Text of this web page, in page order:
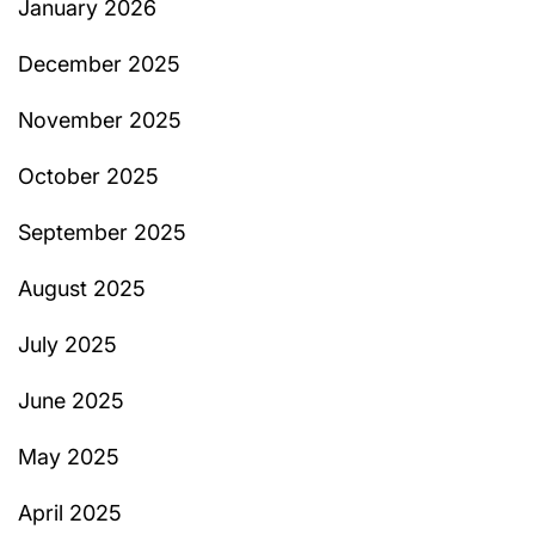
January 2026
December 2025
November 2025
October 2025
September 2025
August 2025
July 2025
June 2025
May 2025
April 2025